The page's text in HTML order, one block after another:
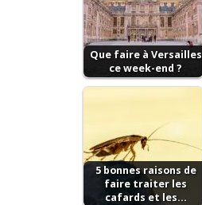
Que faire à Versailles
ce week-end ?
5 bonnes raisons de
faire traiter les
cafards et les…